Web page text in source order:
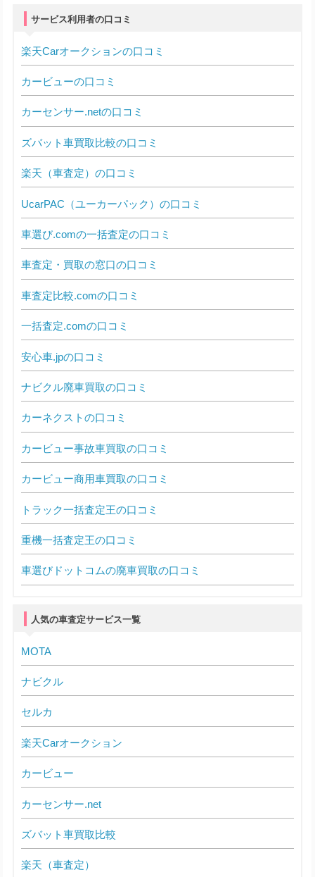
サービス利用者の口コミ
楽天Carオークションの口コミ
カービューの口コミ
カーセンサー.netの口コミ
ズバット車買取比較の口コミ
楽天（車査定）の口コミ
UcarPAC（ユーカーパック）の口コミ
車選び.comの一括査定の口コミ
車査定・買取の窓口の口コミ
車査定比較.comの口コミ
一括査定.comの口コミ
安心車.jpの口コミ
ナビクル廃車買取の口コミ
カーネクストの口コミ
カービュー事故車買取の口コミ
カービュー商用車買取の口コミ
トラック一括査定王の口コミ
重機一括査定王の口コミ
車選びドットコムの廃車買取の口コミ
人気の車査定サービス一覧
MOTA
ナビクル
セルカ
楽天Carオークション
カービュー
カーセンサー.net
ズバット車買取比較
楽天（車査定）